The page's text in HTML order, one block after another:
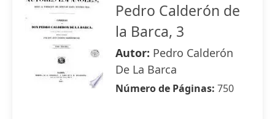
Pedro Calderón de
la Barca, 3
Autor: Pedro Calderón
De La Barca
Número de Páginas: 750